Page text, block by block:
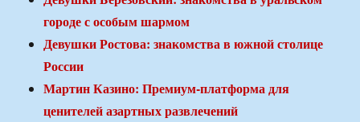
городе с особым шармом
Девушки Ростова: знакомства в южной столице
России
Мартин Казино: Премиум-платформа для
ценителей азартных развлечений